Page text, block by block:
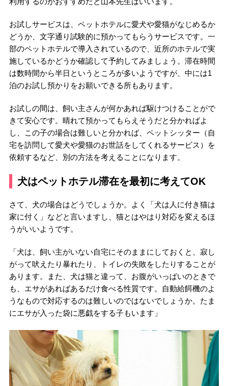
お試しサービスは、ペットホテルに愛犬や愛猫がなじめるか
どうか、文字通り試験的に預かってもらうサービスです。一
部のペットホテルで導入されているので、近所のホテルで実
施しているかどうか確認して予約してみましょう。滞在時間
は数時間から半日というところが多いようですが、中には1
泊のお試し預かりをお願いできる所もあります。
お試しの間は、飼い主さんが何かあれば駆けつけることがで
きて安心です。晴れて預かってもらえそうだと分かればよ
し、この子の場合は難しいと分かれば、ペットシッター（自
宅を訪問して愛犬や愛猫のお世話をしてくれるサービス）を
依頼するなど、別の方法を考えることになります。
犬はペットホテル滞在を最初に考えてOK
さて、犬の場合はどうでしょうか。よく「犬は人に付き猫は
家に付く」などと言いますし、猫とはやはり対応を変えるほ
うがいいようです。
「犬は、飼い主がいない自宅にそのままにしておくと、寂し
がって吠えたり暴れたり、トイレの失敗をしたりすることが
あります。また、犬は猫と違って、お腹がいっぱいのときで
も、エサがあればあるだけ食べる性質です。自動給餌機のよ
うなもので対応するのは難しいのではないでしょうか。たま
にエサが入った袋に悪戯をする子もいます」